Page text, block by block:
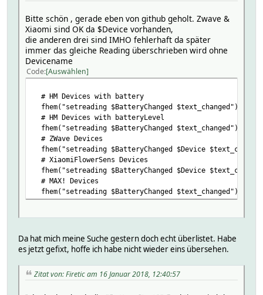
Bitte schön , gerade eben von github geholt. Zwave &
Xiaomi sind OK da $Device vorhanden,
die anderen drei sind IMHO fehlerhaft da später
immer das gleiche Reading überschrieben wird ohne
Devicename
Code Auswählen
# HM Devices with battery
fhem("setreading $BatteryChanged $text_changed");
# HM Devices with batteryLevel
fhem("setreading $BatteryChanged $text_changed");
# ZWave Devices
fhem("setreading $BatteryChanged $Device
# XiaomiFlowerSens Devices
fhem("setreading $BatteryChanged $Device
# MAX! Devices
fhem("setreading $BatteryChanged $text_changed");
Da hat mich meine Suche gestern doch echt überlistet. Habe
es jetzt gefixt, hoffe ich habe nicht wieder eins übersehen.
Zitat von: Firetic am 16 Januar 2018, 12:40:57